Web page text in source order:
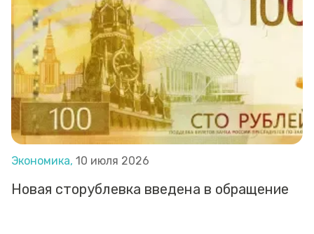
Экономика, 10 июля 2026
Новая сторублевка введена в обращение